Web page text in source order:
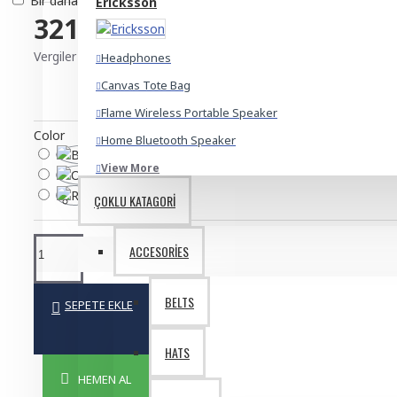
Headphones
Canvas Tote Bag
Flame Wireless Portable Speaker
Home Bluetooth Speaker
View More
Melissa Johnson
Bronzer Brush
Fresh Ginger Perfume
Mascara Curved Brush
View More
ÇOKLU KATAGORI
ACCESORIES
BELTS
HATS
321,00TL
Vergiler Hariç: 321,00TL
Color
SEPETE EKLE
HEMEN AL